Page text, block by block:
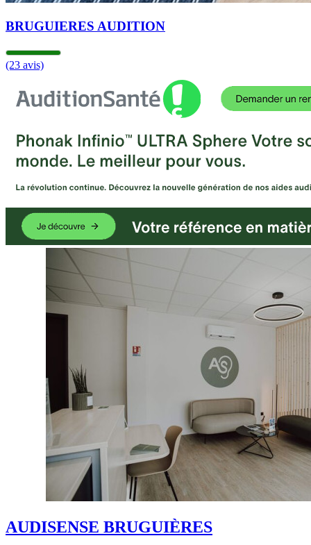
BRUGUIERES AUDITION
(23 avis)
AUDISENSE BRUGUIÈRES